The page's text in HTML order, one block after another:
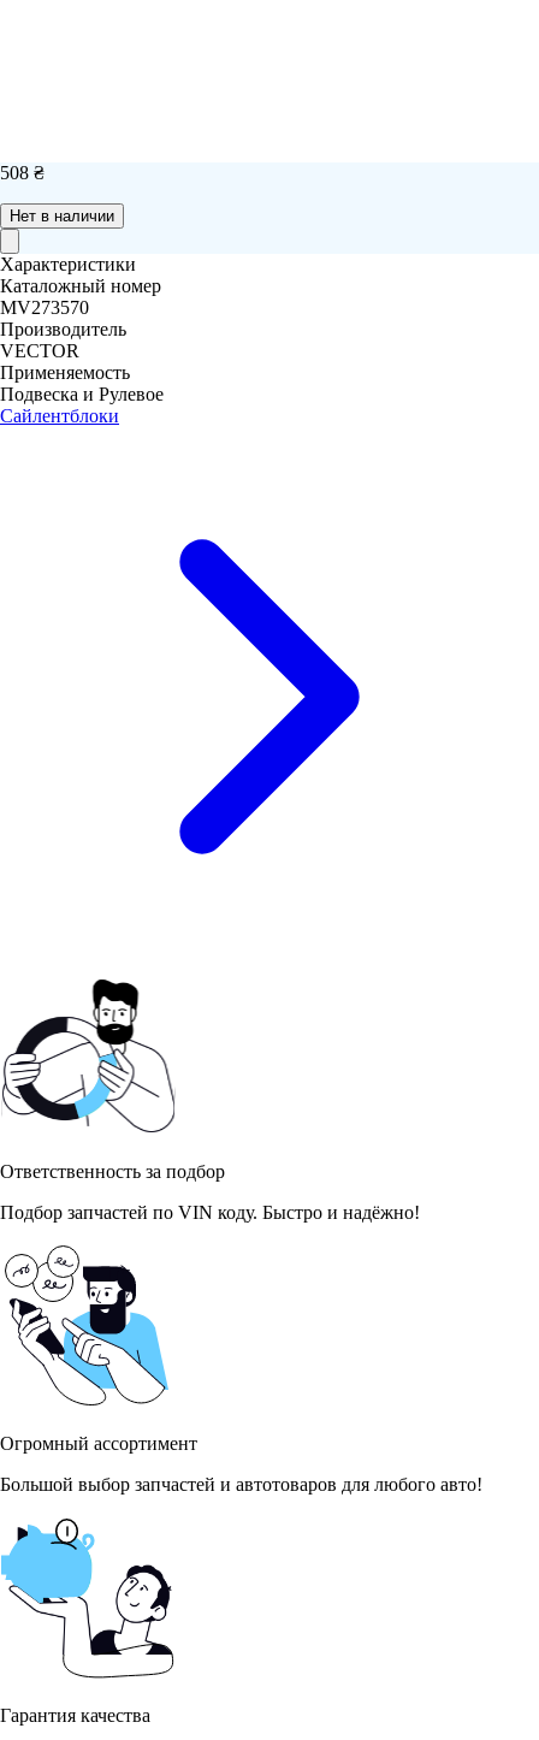
508 ₴
Нет в наличии
Характеристики
Каталожный номер
MV273570
Производитель
VECTOR
Применяемость
Подвеска и Рулевое
Сайлентблоки
Ответственность за подбор
Подбор запчастей по VIN коду. Быстро и надёжно!
Огромный ассортимент
Большой выбор запчастей и автотоваров для любого авто!
Гарантия качества